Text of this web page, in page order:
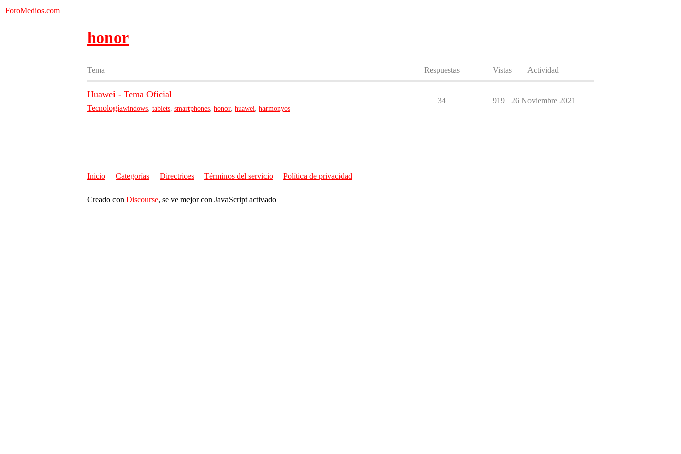
ForoMedios.com
honor
Tema Respuestas Vistas Actividad
Huawei - Tema Oficial
Tecnologíawindows tablets smartphones honor huawei harmonyos
34 919 26 Noviembre 2021
Inicio Categorías Directrices Términos del servicio Política de privacidad
Creado con Discourse, se ve mejor con JavaScript activado